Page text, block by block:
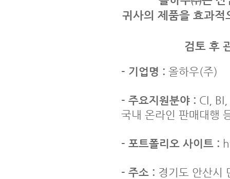
귀사의 제품을 효과적
검토 후
- 기업명 : 올하우(주)
- 주요지원분야 : CI,
국내 온라인 판매대행
- 포트폴리오 사이트 :
- 주소 : 경기도 안산시